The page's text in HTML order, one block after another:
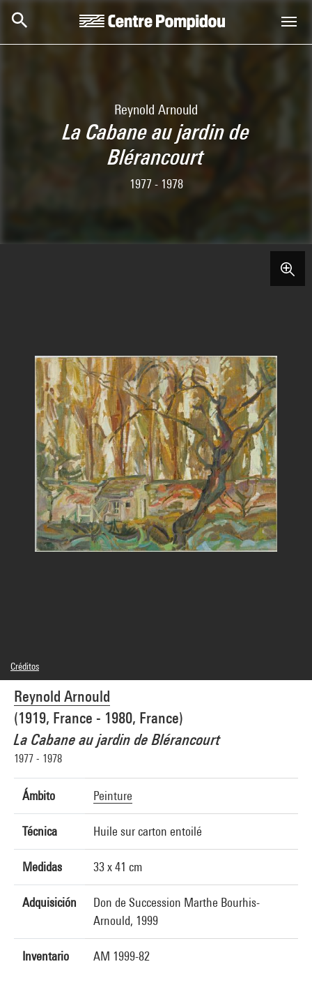
Reynold Arnould
La Cabane au jardin de
Blérancourt
1977 - 1978
Reynold Arnould
(1919, France - 1980, France)
La Cabane au jardin de Blérancourt
1977 - 1978
Ámbito Peinture
Técnica Huile sur carton entoilé
Medidas 33 x 41 cm
Adquisición
Don de Succession Marthe Bourhis-
Arnould, 1999
Inventario AM 1999-82
Créditos
© droits réservés
Créditos fotográficos : Centre Pompidou, MNAM-CCI/Bertrand Prévost/Dist.
GrandPalaisRmn
Referencia de la imagen : 4N17874
Difusión de la imagen : GrandPalaisRmnPhoto